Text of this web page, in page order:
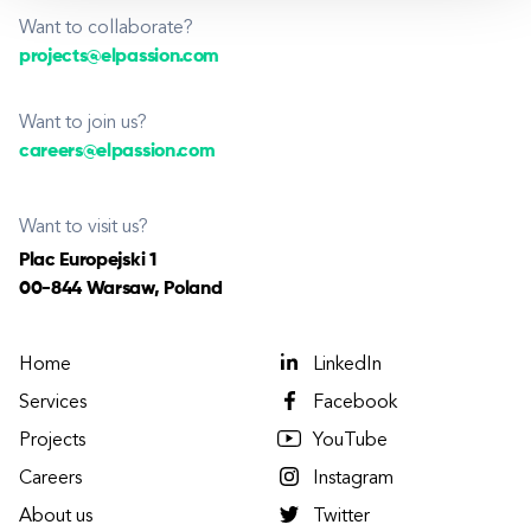
Want to collaborate?
projects@elpassion.com
Want to join us?
careers@elpassion.com
Want to visit us?
Plac Europejski 1
00-844 Warsaw, Poland
Home
Services
Projects
Careers
About us
LinkedIn
Facebook
YouTube
Instagram
Twitter